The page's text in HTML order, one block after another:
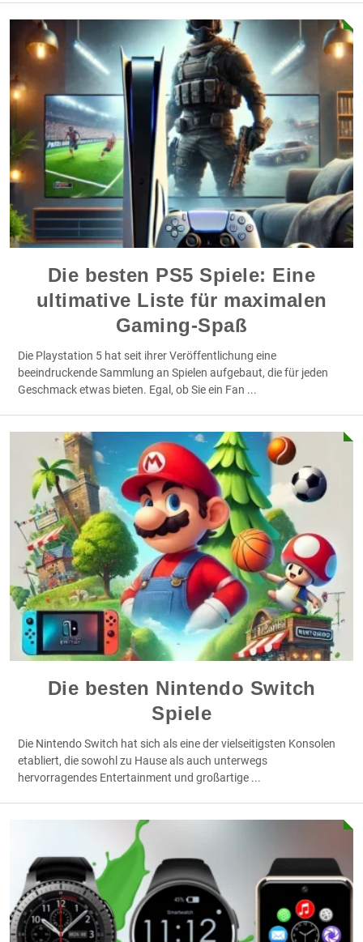
Die besten PS5 Spiele: Eine
ultimative Liste für maximalen
Gaming-Spaß
Die Playstation 5 hat seit ihrer Veröffentlichung eine
beeindruckende Sammlung an Spielen aufgebaut, die für jeden
Geschmack etwas bieten. Egal, ob Sie ein Fan ...
Die besten Nintendo Switch
Spiele
Die Nintendo Switch hat sich als eine der vielseitigsten Konsolen
etabliert, die sowohl zu Hause als auch unterwegs
hervorragendes Entertainment und großartige ...